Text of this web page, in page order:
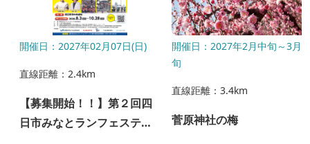
開催日：2027年02月07日(日)
直線距離：2.4km
【募集開始！！】第２回四
日市みなとランフェスティ
開催日：2027年2月中旬～3月
旬
直線距離：3.4km
菅原神社の梅